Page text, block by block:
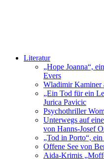
Literatur
„Hope Joanna“,
Evers
Wladimir Kaminer
„Ein Tod für ein
Jurica Pavicic
Psychothriller
Unterwegs auf
von Hanns-Josef
„Tod in Porto“,
Offene See von
Aida-Krimis